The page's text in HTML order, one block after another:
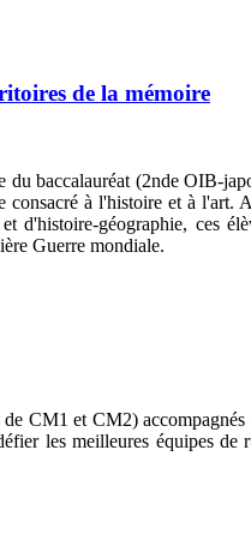
de la mémoire
baccalauréat (2nde OIB-
à l'histoire et à l'art.
d'histoire-géographie, ces
Guerre mondiale.
de CM1 et CM2)
les meilleures équipes de